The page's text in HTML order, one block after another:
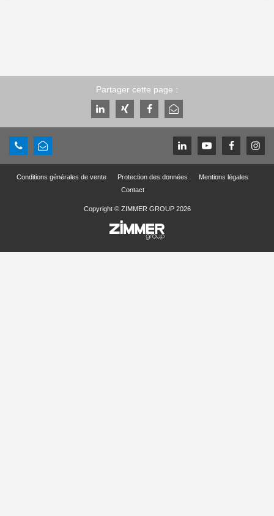
Partager cette page :
Conditions générales de vente Protection des données
Mentions légales
Contact
Copyright © ZIMMER GROUP 2026